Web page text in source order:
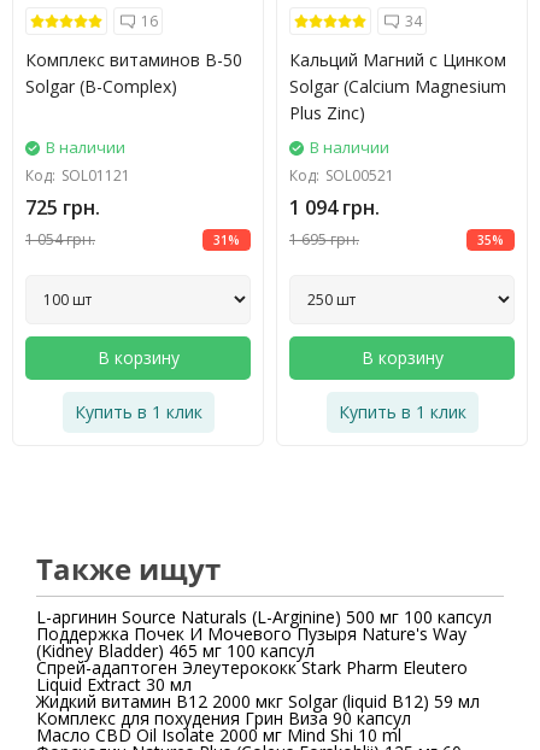
16
Комплекс витаминов В-50
Solgar (B-Complex)
В наличии
Код: SOL01121
725 грн.
1 054 грн. 31%
В корзину
Купить в 1 клик
34
Кальций Магний с Цинком
Solgar (Calcium Magnesium
Plus Zinc)
В наличии
Код: SOL00521
1 094 грн.
1 695 грн. 35%
В корзину
Купить в 1 клик
Также ищут
L-аргинин Source Naturals (L-Arginine) 500 мг 100 капсул
Поддержка Почек И Мочевого Пузыря Nature's Way
(Kidney Bladder) 465 мг 100 капсул
Спрей-адаптоген Элеутерококк Stark Pharm Eleutero
Liquid Extract 30 мл
Жидкий витамин B12 2000 мкг Solgar (liquid B12) 59 мл
Комплекс для похудения Грин Виза 90 капсул
Масло CBD Oil Isolate 2000 мг Mind Shi 10 ml